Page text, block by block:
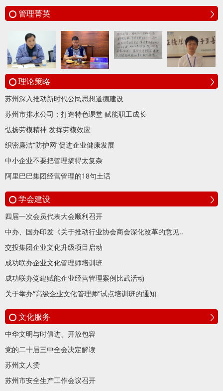
管理菁英
理论策略
苏州深入推动新时代公民思想道德建设
苏州市排水公司：打造特色课堂 赋能职工成长
弘扬劳模精神 发挥劳模效应
织密廉洁“防护网”促进企业健康发展
中小企业不要把管理搞得太复杂
阿里巴巴集团经营管理的18句土话
学会建设
四届一次会员代表大会顺利召开
中办、国办印发《关于推动行业协会商会深化改革的意见..
交投集团企业文化升级项目启动
成功联办企业文化管理师培训班
成功联办党建赋能企业经营管理案例比武活动
关于举办“高级企业文化管理师”试点培训班的通知
文化服务
中华文明与时俱进、开放包容
党的二十届三中全会决定解读
苏州文人赞
苏州市安全生产工作会议召开